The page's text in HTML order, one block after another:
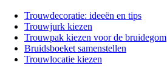
Trouwdecoratie: ideeën en tips
Trouwjurk kiezen
Trouwpak kiezen voor de bruidegom
Bruidsboeket samenstellen
Trouwlocatie kiezen